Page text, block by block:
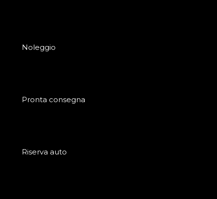
Noleggio
Pronta consegna
Riserva auto